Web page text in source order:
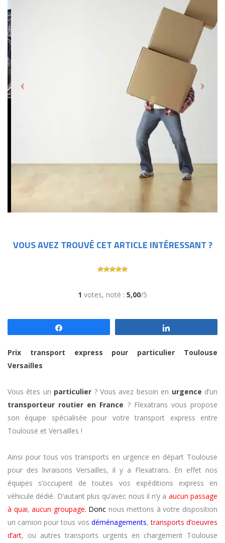
VOUS AVEZ TROUVÉ CET ARTICLE INTÉRESSANT ?
1 votes, noté : 5,00/5
Prix transport express pour particulier Toulouse
Versailles
Vous êtes un particulier ? Vous avez besoin en urgence d’un
transporteur routier en France ? Flexatrans vous propose
son équipe spécialisée pour votre transport express entre
Toulouse et Versailles !
Ainsi pour tous vos transports en urgence en départ Toulouse
pour des livraisons Versailles, il y a Flexatrans. En effet nos
équipes s’occupent de toutes vos expéditions express en
véhicule dédié. D’autant plus qu’avec nous il n’y a aucun passage
à quai,aucun groupage. Donc nous mettons à votre disposition
un camion pour tous vos déménagements,transports d’oeuvres
d’art, ou autres transports urgents en chargement Toulouse